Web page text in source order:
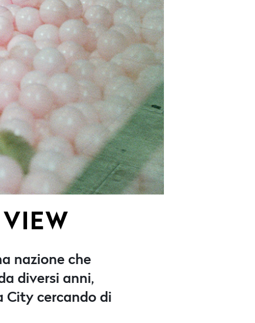
nazione che
diversi anni,
City cercando di